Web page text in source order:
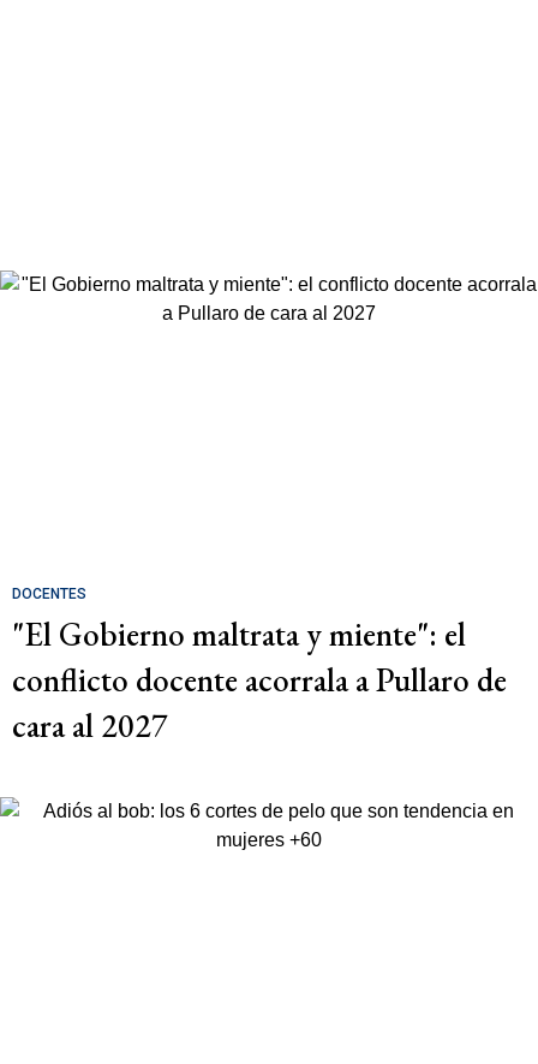
DOCENTES
"El Gobierno maltrata y miente": el
conflicto docente acorrala a Pullaro de
cara al 2027